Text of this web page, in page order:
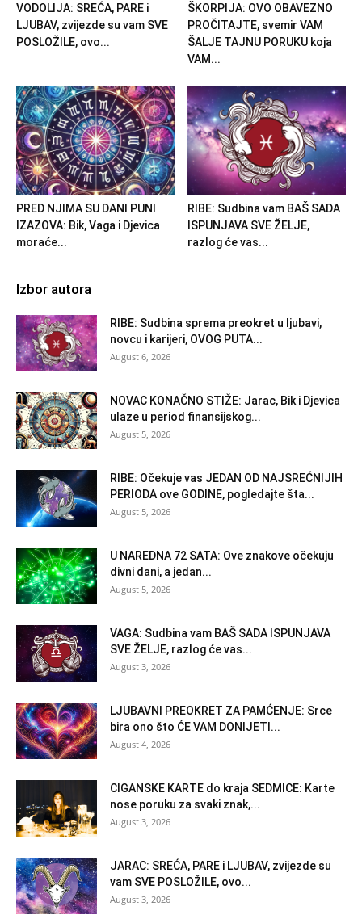
VODOLIJA: SREĆA, PARE i
LJUBAV, zvijezde su vam SVE
POSLOŽILE, ovo...
ŠKORPIJA: OVO OBAVEZNO
PROČITAJTE, svemir VAM
ŠALJE TAJNU PORUKU koja
VAM...
PRED NJIMA SU DANI PUNI
IZAZOVA: Bik, Vaga i Djevica
moraće...
RIBE: Sudbina vam BAŠ SADA
ISPUNJAVA SVE ŽELJE,
razlog će vas...
Izbor autora
RIBE: Sudbina sprema preokret u ljubavi,
novcu i karijeri, OVOG PUTA...
August 6, 2026
NOVAC KONAČNO STIŽE: Jarac, Bik i Djevica
ulaze u period finansijskog...
August 5, 2026
RIBE: Očekuje vas JEDAN OD NAJSREĆNIJIH
PERIODA ove GODINE, pogledajte šta...
August 5, 2026
U NAREDNA 72 SATA: Ove znakove očekuju
divni dani, a jedan...
August 5, 2026
VAGA: Sudbina vam BAŠ SADA ISPUNJAVA
SVE ŽELJE, razlog će vas...
August 3, 2026
LJUBAVNI PREOKRET ZA PAMĆENJE: Srce
bira ono što ĆE VAM DONIJETI...
August 4, 2026
CIGANSKE KARTE do kraja SEDMICE: Karte
nose poruku za svaki znak,...
August 3, 2026
JARAC: SREĆA, PARE i LJUBAV, zvijezde su
vam SVE POSLOŽILE, ovo...
August 3, 2026